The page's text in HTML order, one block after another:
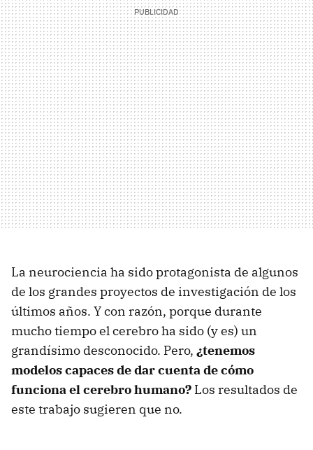
La neurociencia ha sido protagonista de algunos
de los grandes proyectos de investigación de los
últimos años. Y con razón, porque durante
mucho tiempo el cerebro ha sido (y es) un
grandísimo desconocido. Pero, ¿tenemos
modelos capaces de dar cuenta de cómo
funciona el cerebro humano? Los resultados de
este trabajo sugieren que no.